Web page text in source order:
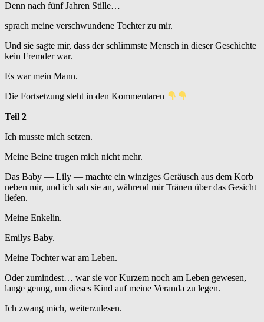
Denn nach fünf Jahren Stille…
sprach meine verschwundene Tochter zu mir.
Und sie sagte mir, dass der schlimmste Mensch in dieser Geschichte
kein Fremder war.
Es war mein Mann.
Die Fortsetzung steht in den Kommentaren
Teil 2
Ich musste mich setzen.
Meine Beine trugen mich nicht mehr.
Das Baby — Lily — machte ein winziges Geräusch aus dem Korb
neben mir, und ich sah sie an, während mir Tränen über das Gesicht
liefen.
Meine Enkelin.
Emilys Baby.
Meine Tochter war am Leben.
Oder zumindest… war sie vor Kurzem noch am Leben gewesen,
lange genug, um dieses Kind auf meine Veranda zu legen.
Ich zwang mich, weiterzulesen.